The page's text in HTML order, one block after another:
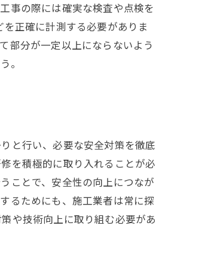
事の際には確実な検査や点検を
正確に計測する必要がありま
部分が一定以上にならないよう
。
と行い、必要な安全対策を徹底
を積極的に取り入れることが必
ことで、安全性の向上につなが
るためにも、施工業者は常に探
や技術向上に取り組む必要があ